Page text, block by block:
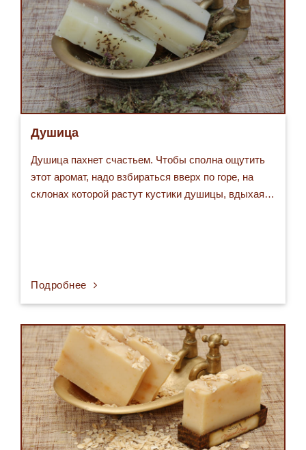
Душица
Душица пахнет счастьем. Чтобы сполна ощутить
этот аромат, надо взбираться вверх по горе, на
склонах которой растут кустики душицы, вдыхая…
Подробнее